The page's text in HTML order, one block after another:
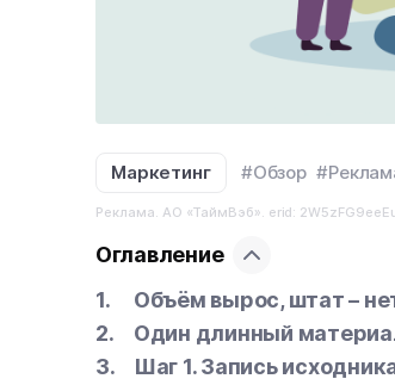
Маркетинг #Обзор
Реклама. АО «ТаймВэб». erid:
Оглавление
Объём вырос, штат –
Один длинный
Шаг 1. Запись